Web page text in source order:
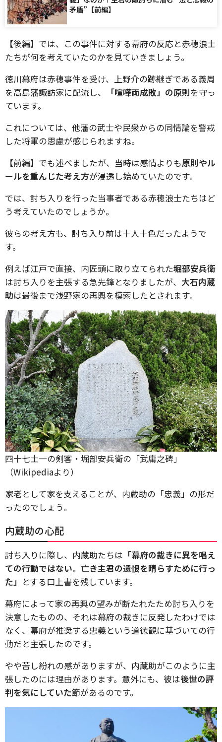
矛盾”【前編】
【後編】では、この事件に対する幕府の反応と赤穂浪士
たちが何を考えていたのかを見ていきましょう。
徳川幕府は赤穂事件を受け、上野介の跡継ぎである義周
を高島藩諏訪家に配流し、
「喧嘩両成敗」の原則を守っ
ています。
これについては、他藩の武士や民衆からの同情論を警戒
した将軍の思慮が感じられますね。
【前編】でも述べましたが、当時は感情よりも原則やル
ールを重んじた考え方が浸透し始めていたのです。
では、討ち入りを行った当事者である赤穂浪士たちはど
う考えていたのでしょうか。
彼らの考え方も、討ち入り前は十人十色だったようで
す。
例えば江戸で直接、内匠頭に取り立てられた堀部安兵衛
は討ち入りを主張する急先鋒となりましたが、 大石内蔵
助は最後まで浅野家の再興を模索したとされます。
四十七士一の剣客・堀部安兵衛の「武庸之碑」
（Wikipediaより）
家老として家を支えることが、内蔵助の「忠義」の形だ
ったのでしょう。
内蔵助の心配
討ち入りに際し、内蔵助たちは 「幕府の裁きに異を唱え
ての行動ではない。亡き主君の遺恨を晴らすために行っ
た」 とする口上書を残しています。
幕府によって家の再興の望みが断たれたため討ち入りを
決意したものの、それは幕府の裁きに反発したわけでは
なく、幕府が推奨する忠義という道徳観に基づいての行
動だと主張したのです。
やや苦し紛れの感がありますが、内蔵助がこのように主
張したのには理由があります。意外にも、彼は後世の評
判を気にしていた節があるのです。